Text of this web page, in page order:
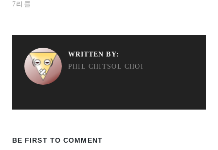
7리콜
WRITTEN BY:
PHIL CHITSOL CHOI
BE FIRST TO COMMENT